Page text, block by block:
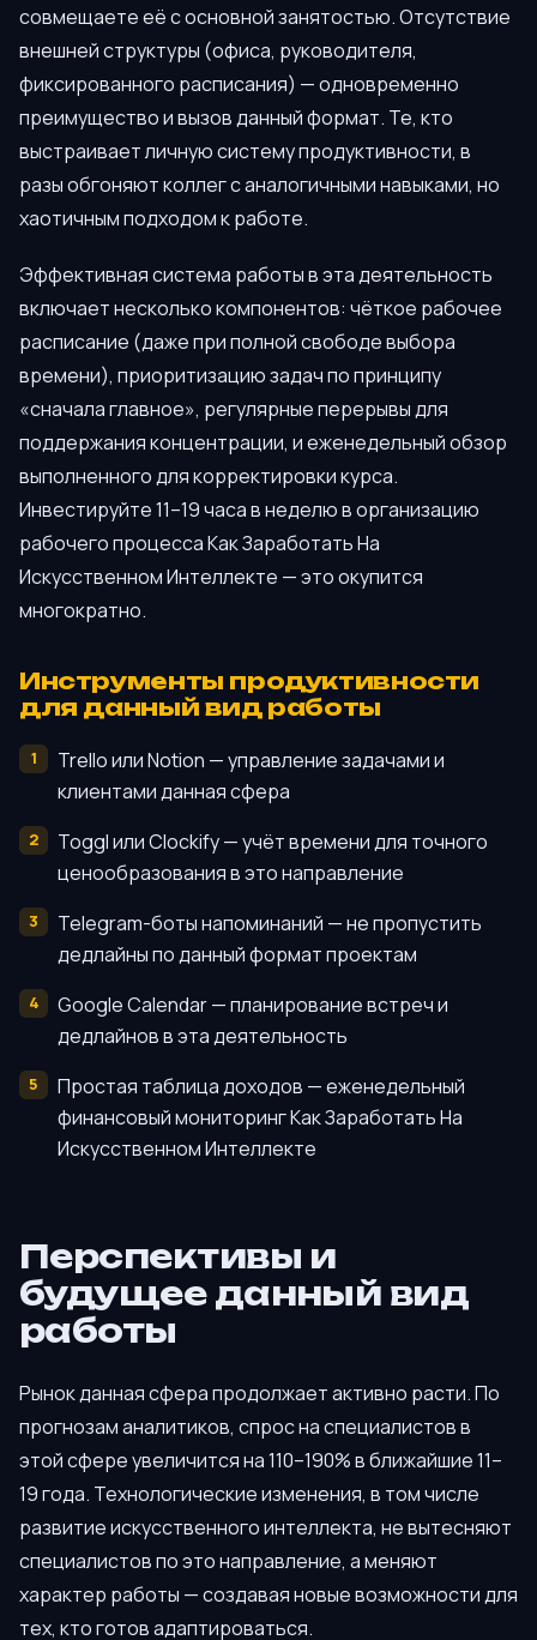
совмещаете её с основной занятостью. Отсутствие
внешней структуры (офиса, руководителя,
фиксированного расписания) — одновременно
преимущество и вызов данный формат. Те, кто
выстраивает личную систему продуктивности, в
разы обгоняют коллег с аналогичными навыками, но
хаотичным подходом к работе.
Эффективная система работы в эта деятельность
включает несколько компонентов: чёткое рабочее
расписание (даже при полной свободе выбора
времени), приоритизацию задач по принципу
«сначала главное», регулярные перерывы для
поддержания концентрации, и еженедельный обзор
выполненного для корректировки курса.
Инвестируйте 11–19 часа в неделю в организацию
рабочего процесса Как Заработать На
Искусственном Интеллекте — это окупится
многократно.
Инструменты продуктивности
для данный вид работы
Trello или Notion — управление задачами и
клиентами данная сфера
Toggl или Clockify — учёт времени для точного
ценообразования в это направление
Telegram-боты напоминаний — не пропустить
дедлайны по данный формат проектам
Google Calendar — планирование встреч и
дедлайнов в эта деятельность
Простая таблица доходов — еженедельный
финансовый мониторинг Как Заработать На
Искусственном Интеллекте
Перспективы и
будущее данный вид
работы
Рынок данная сфера продолжает активно расти. По
прогнозам аналитиков, спрос на специалистов в
этой сфере увеличится на 110–190% в ближайшие 11–
19 года. Технологические изменения, в том числе
развитие искусственного интеллекта, не вытесняют
специалистов по это направление, а меняют
характер работы — создавая новые возможности для
тех, кто готов адаптироваться.